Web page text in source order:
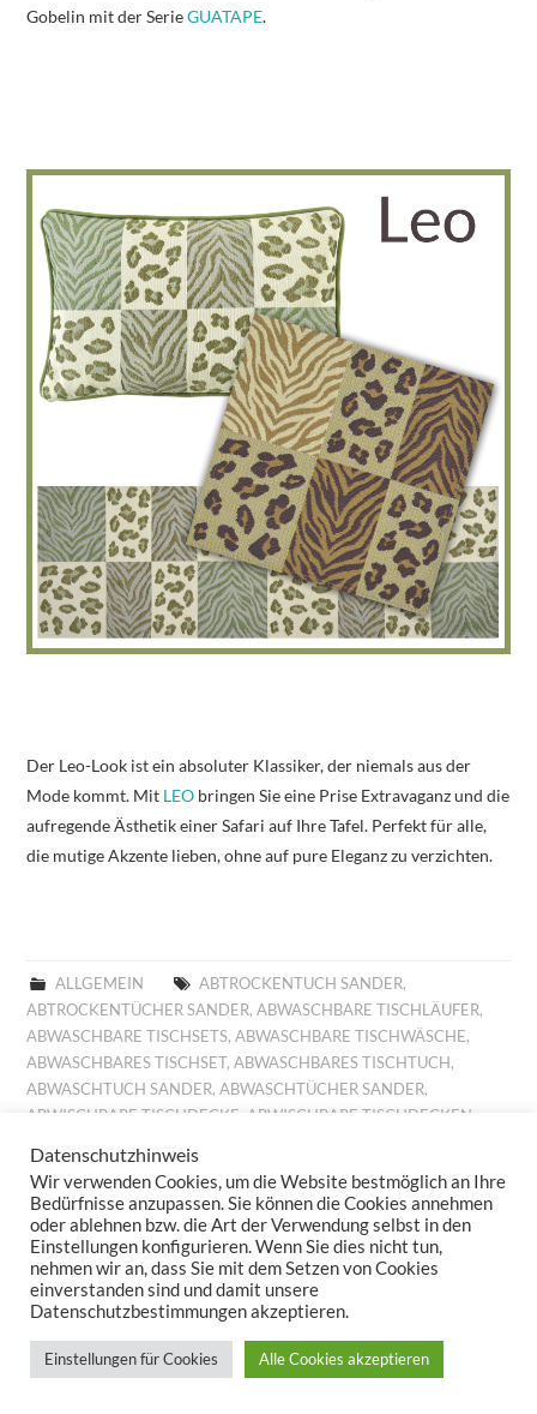
Gobelin mit der SerieGUATAPE.
Der Leo-Look ist ein absoluter Klassiker, der niemals aus der
Mode kommt. Mit LEO bringen Sie eine Prise Extravaganz und die
aufregende Ästhetik einer Safari auf Ihre Tafel. Perfekt für alle,
die mutige Akzente lieben, ohne auf pure Eleganz zu verzichten.
ALLGEMEIN ABTROCKENTUCH SANDER,
ABTROCKENTÜCHER SANDER,ABWASCHBARE TISCHLÄUFER,
ABWASCHBARE TISCHSETS,ABWASCHBARE TISCHWÄSCHE,
ABWASCHBARES TISCHSET,ABWASCHBARES TISCHTUCH,
ABWASCHTUCH SANDER,ABWASCHTÜCHER SANDER,
ABWISCHBARE TISCHDECKE
ABWISCHBARE TISCHDECKEN
ABWISCHBARES TISCHTUCH
ALLROUND BASKET GOBELIN , AUFLEGER GOBELIN,BESTICKTE
WOLLKISSEN,BESTICKTES WOLLKISSEN,BILLIGE KISSEN,
BILLIGE TISCHDECKE,BILLIGE TISCHLÄUFER, BILLIGE
TISCHWÄSCHE,BILLIGES TISCHTUCH,BROTKORB FRÜHLING
BROTKORB HERBST,BROTKORB SANDER
DIGITALDRUCK FRÜHLING
TISCHDECKE,FESTLICHE TISCHDECKEN,FESTLICHE
TISCHTÜCHER,FESTLICHES TISCHTUCH,
Datenschutzhinweis
Wir verwenden Cookies, um die Website bestmöglich an Ihre
Bedürfnisse anzupassen. Sie können die Cookies annehmen
oder ablehnen bzw. die Art der Verwendung selbst in den
Einstellungen konfigurieren. Wenn Sie dies nicht tun,
nehmen wir an, dass Sie mit dem Setzen von Cookies
einverstanden sind und damit unsere
Datenschutzbestimmungen akzeptieren.
Einstellungen für Cookies Alle Cookies akzeptieren